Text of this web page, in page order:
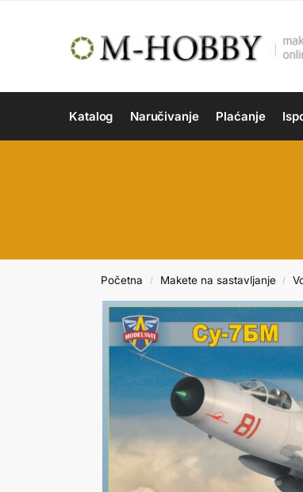
Katalog Naručivanje Plaćanje
Početna / Makete na sastavljanje /